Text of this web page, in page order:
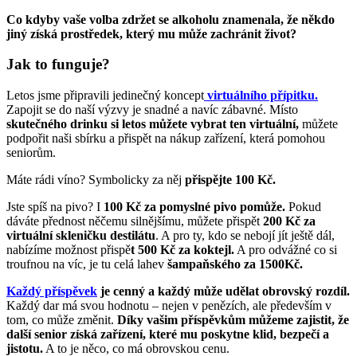
Co kdyby vaše volba zdržet se alkoholu znamenala, že někdo
jiný získá prostředek, který mu může zachránit život?
Jak to funguje?
Letos jsme připravili jedinečný koncept virtuálního přípitku.
Zapojit se do naší výzvy je snadné a navíc zábavné. Místo
skutečného drinku si letos můžete vybrat ten virtuální, můžete
podpořit naši sbírku a přispět na nákup zařízení, která pomohou
seniorům.
Máte rádi víno? Symbolicky za něj přispějte 100 Kč.
Jste spíš na pivo? I 100 Kč za pomyslné pivo pomůže. Pokud
dáváte přednost něčemu silnějšímu, můžete přispět 200 Kč za
virtuální skleničku destilátu. A pro ty, kdo se nebojí jít ještě dál,
nabízíme možnost přispět 500 Kč za koktejl. A pro odvážné co si
troufnou na víc, je tu celá lahev šampaňského za 1500Kč.
Každý příspěvek je cenný a každý může udělat obrovský rozdíl.
Každý dar má svou hodnotu – nejen v penězích, ale především v
tom, co může změnit. Díky vašim příspěvkům můžeme zajistit, že
další senior získá zařízení, které mu poskytne klid, bezpečí a
jistotu. A to je něco, co má obrovskou cenu.